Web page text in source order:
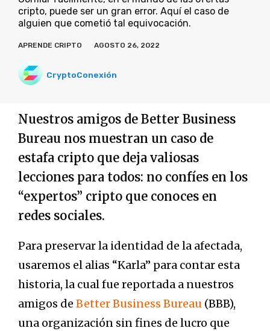
cripto, puede ser un gran error. Aquí el caso de
alguien que cometió tal equivocación.
APRENDE CRIPTO AGOSTO 26, 2022
CryptoConexión
Nuestros amigos de Better Business
Bureau nos muestran un caso de
estafa cripto que deja valiosas
lecciones para todos: no confíes en los
“expertos” cripto que conoces en
redes sociales.
Para preservar la identidad de la afectada,
usaremos el alias “Karla” para contar esta
historia, la cual fue reportada a nuestros
amigos de Better Business Bureau (BBB),
una organización sin fines de lucro que